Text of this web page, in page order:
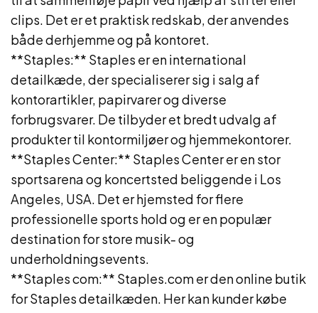
clips. Det er et praktisk redskab, der anvendes
både derhjemme og på kontoret.
**Staples:** Staples er en international
detailkæde, der specialiserer sig i salg af
kontorartikler, papirvarer og diverse
forbrugsvarer. De tilbyder et bredt udvalg af
produkter til kontormiljøer og hjemmekontorer.
**Staples Center:** Staples Center er en stor
sportsarena og koncertsted beliggende i Los
Angeles, USA. Det er hjemsted for flere
professionelle sports hold og er en populær
destination for store musik- og
underholdningsevents.
**Staples com:** Staples.com er den online butik
for Staples detailkæden. Her kan kunder købe